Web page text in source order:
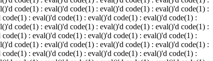
code(1) : eval()'d code(1) : eval()'d code(1) : eval()'d code(1) :
: eval()'d code(1) : eval()'d code(1) : eval()'d code(1) :
code(1) : eval()'d code(1) : eval()'d code(1) : eval()'d code(1) :
: eval()'d code(1) : eval()'d code(1) : eval()'d code(1) :
code(1) : eval()'d code(1) : eval()'d code(1) : eval()'d code(1) :
: eval()'d code(1) : eval()'d code(1) : eval()'d code(1) :